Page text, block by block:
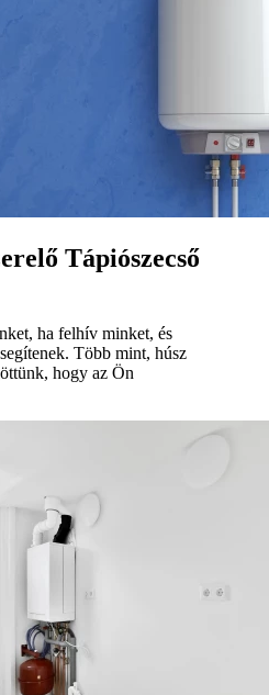
Tápiószecső
ha felhív minket, és
Több mint, húsz
hogy az Ön